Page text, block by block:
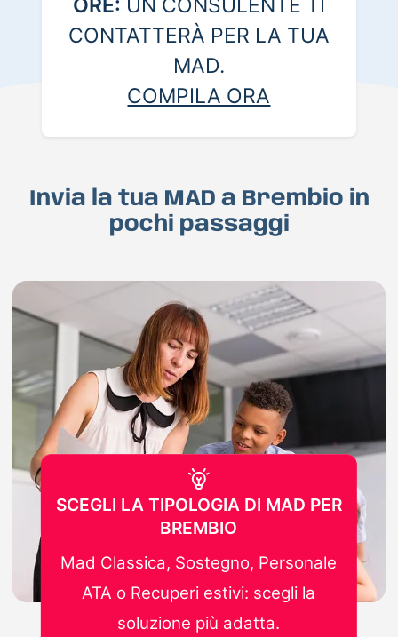
ORE: UN CONSULENTE TI
CONTATTERÀ PER LA TUA
MAD.
COMPILA ORA
Invia la tua MAD a Brembio in
pochi passaggi
SCEGLI LA TIPOLOGIA DI MAD PER
BREMBIO
Mad Classica, Sostegno, Personale
ATA o Recuperi estivi: scegli la
soluzione più adatta.